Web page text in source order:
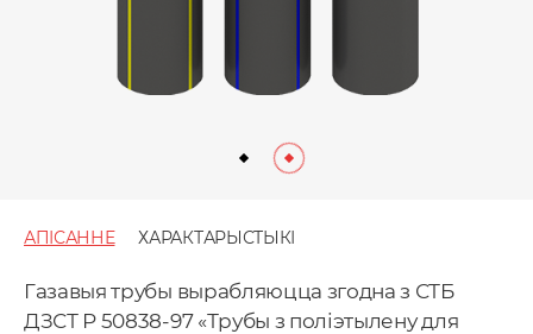
АПІСАННЕ ХАРАКТАРЫСТЫКІ
Газавыя трубы вырабляюцца згодна з СТБ
ДЗСТ Р 50838-97 «Трубы з поліэтылену для